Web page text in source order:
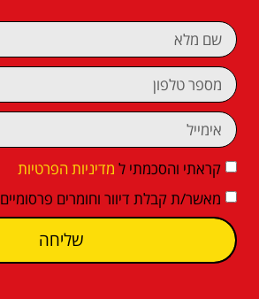
קראתי והסכמתי ל מדיניות הפרטיות
מאשר/ת קבלת דיוור וחומרים פרסומיים
שליחה